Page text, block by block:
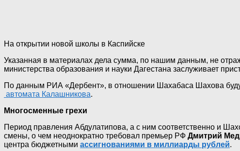
На открытии новой школы в Каспийске
Указанная в материалах дела сумма, по нашим данным, не
министерства образования и науки Дагестана заслуживает
По данным РИА «Дербент», в отношении Шахабаса Шахова
автомата Калашникова.
Многосменные грехи
Период правления Абдулатипова, а с ним соответственно и
смены, о чем неоднократно требовал премьер РФ Дмитрий
центра бюджетными ассигнованиями в миллиарды рублей.